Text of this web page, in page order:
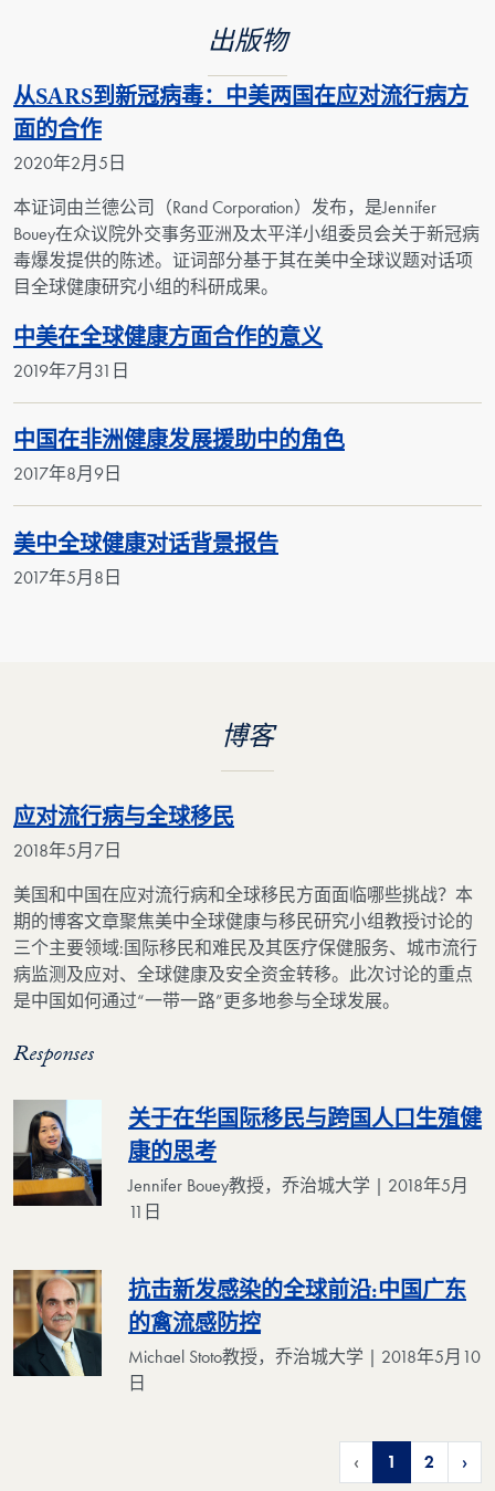
出版物
从SARS到新冠病毒：中美两国在应对流行病方
面的合作
2020年2月5日
本证词由兰德公司（Rand Corporation）发布，是Jennifer
Bouey在众议院外交事务亚洲及太平洋小组委员会关于新冠病
毒爆发提供的陈述。证词部分基于其在美中全球议题对话项
目全球健康研究小组的科研成果。
中美在全球健康方面合作的意义
2019年7月31日
中国在非洲健康发展援助中的角色
2017年8月9日
美中全球健康对话背景报告
2017年5月8日
博客
应对流行病与全球移民
2018年5月7日
美国和中国在应对流行病和全球移民方面面临哪些挑战？本
期的博客文章聚焦美中全球健康与移民研究小组教授讨论的
三个主要领域:国际移民和难民及其医疗保健服务、城市流行
病监测及应对、全球健康及安全资金转移。此次讨论的重点
是中国如何通过“一带一路”更多地参与全球发展。
Responses
关于在华国际移民与跨国人口生殖健
康的思考
Jennifer Bouey教授，乔治城大学 | 2018年5月
11日
抗击新发感染的全球前沿:中国广东
的禽流感防控
Michael Stoto教授，乔治城大学 | 2018年5月10
日
‹ 1 2 ›